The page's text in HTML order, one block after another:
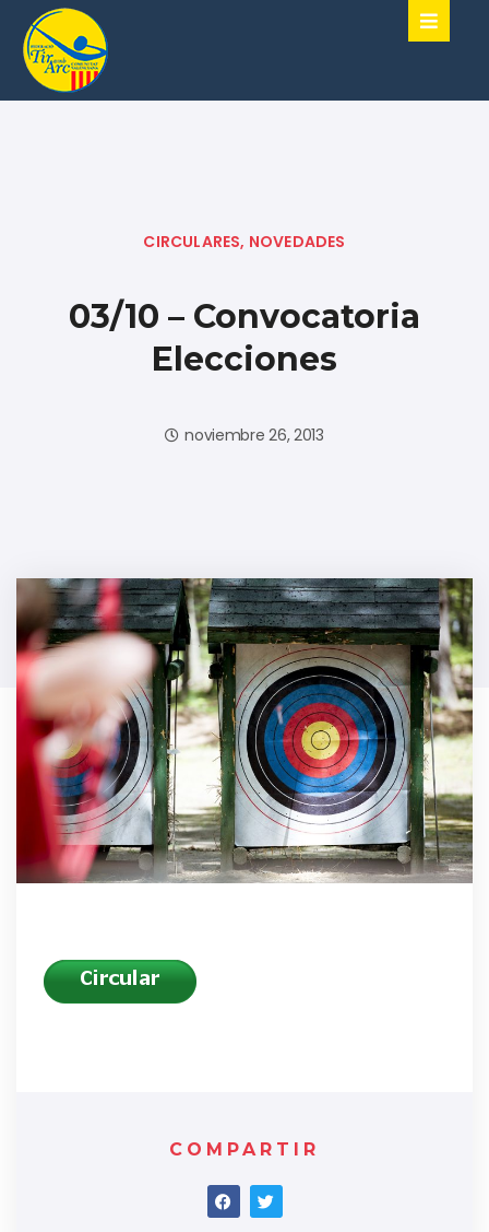
CIRCULARES, NOVEDADES
03/10 – Convocatoria
Elecciones
noviembre 26, 2013
COMPARTIR